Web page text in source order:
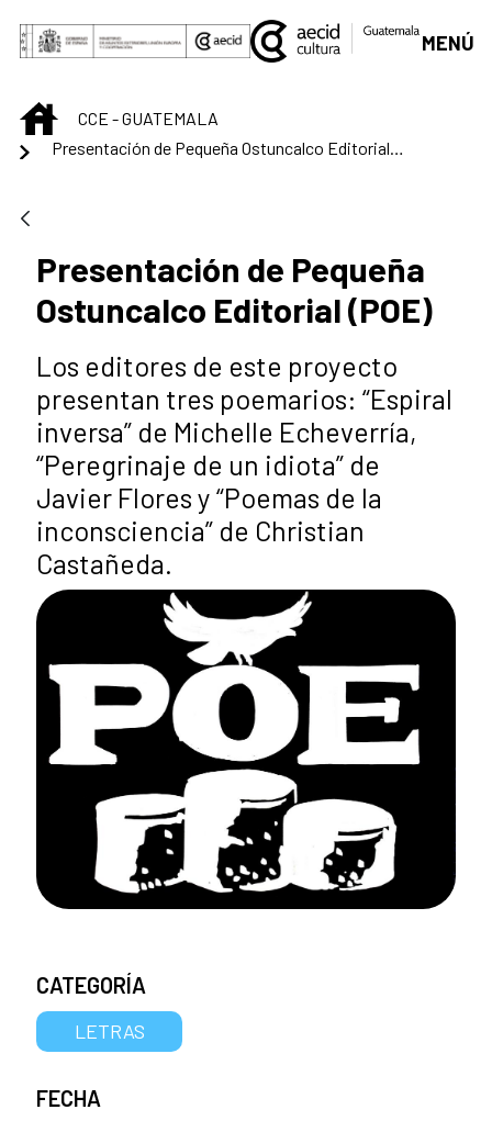
Skip to Main Content
MENÚ
INICIOCCE - GUATEMALA
Presentación de Pequeña
Ostuncalco Editorial (POE)
Los editores de este proyecto
presentan tres poemarios: “Espiral
inversa” de Michelle Echeverría,
“Peregrinaje de un idiota” de
Javier Flores y “Poemas de la
inconsciencia” de Christian
Castañeda.
CATEGORÍA
LETRAS
FECHA